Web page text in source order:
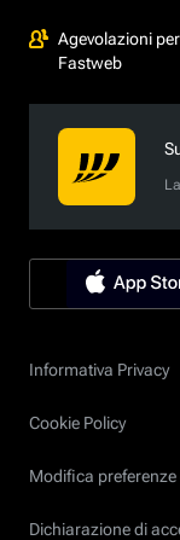
Agevolazioni
Fastweb
Informativa Privacy
Cookie Policy
Modifica preferenze
Dichiarazione di